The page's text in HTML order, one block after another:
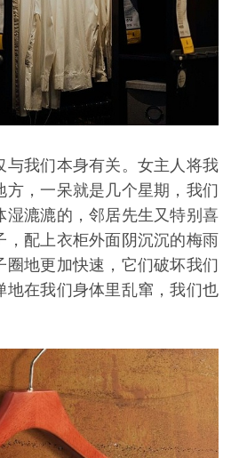
与我们本身有关。女主人将我
方，一呆就是几个星期，我们
湿漉漉的，邻居先生又特别喜
，配上衣柜外面阴沉沉的梅雨
圈地更加快速，它们破坏我们
地在我们身体里乱窜，我们也